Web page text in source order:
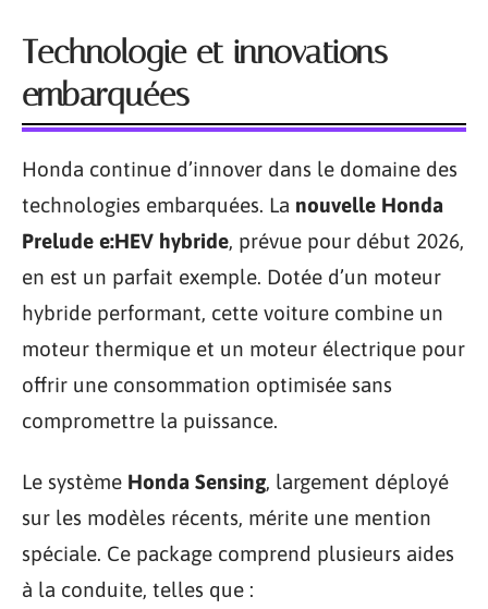
Technologie et innovations
embarquées
Honda continue d’innover dans le domaine des
technologies embarquées. La nouvelle Honda
Prelude e:HEV hybride, prévue pour début 2026,
en est un parfait exemple. Dotée d’un moteur
hybride performant, cette voiture combine un
moteur thermique et un moteur électrique pour
offrir une consommation optimisée sans
compromettre la puissance.
Le système Honda Sensing, largement déployé
sur les modèles récents, mérite une mention
spéciale. Ce package comprend plusieurs aides
à la conduite, telles que :